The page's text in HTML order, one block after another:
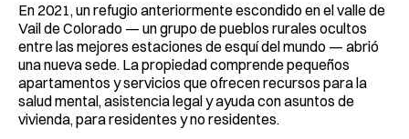
En 2021, un refugio anteriormente escondido en el valle de
Vail de Colorado — un grupo de pueblos rurales ocultos
entre las mejores estaciones de esquí del mundo — abrió
una nueva sede. La propiedad comprende pequeños
apartamentos y servicios que ofrecen recursos para la
salud mental, asistencia legal y ayuda con asuntos de
vivienda, para residentes y no residentes.